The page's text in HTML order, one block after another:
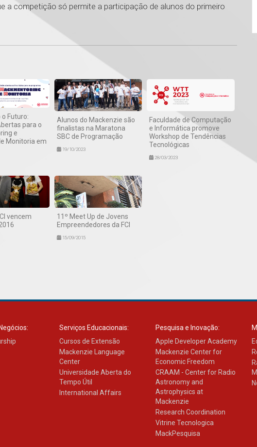
a competição só permite a participação de alunos do primeiro
Futuro:
para o
e
Monitoria em
Alunos do Mackenzie são
finalistas na Maratona
SBC de Programação
19/10/2023
Faculdade de Computação
e Informática promove
Workshop de Tendências
Tecnológicas
28/03/2023
vencem
11º Meet Up de Jovens
Empreendedores da FCI
15/09/2015
Serviços Educacionais:
Cursos de Extensão
Mackenzie Language
Center
Universidade Aberta do
Tempo Útil
International Affairs
Pesquisa e Inovação:
Apple Developer Academy
Mackenzie Center for
Economic Freedom
CRAAM - Center for Radio
Astronomy and
Astrophysics at
Mackenzie
Research Coordination
Vitrine Tecnologica
MackPesquisa